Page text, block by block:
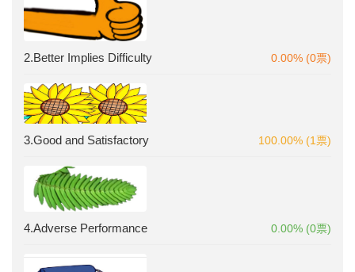
2.Better Implies Difficulty 0.00% (0票)
3.Good and Satisfactory 100.00% (1票)
4.Adverse Performance 0.00% (0票)